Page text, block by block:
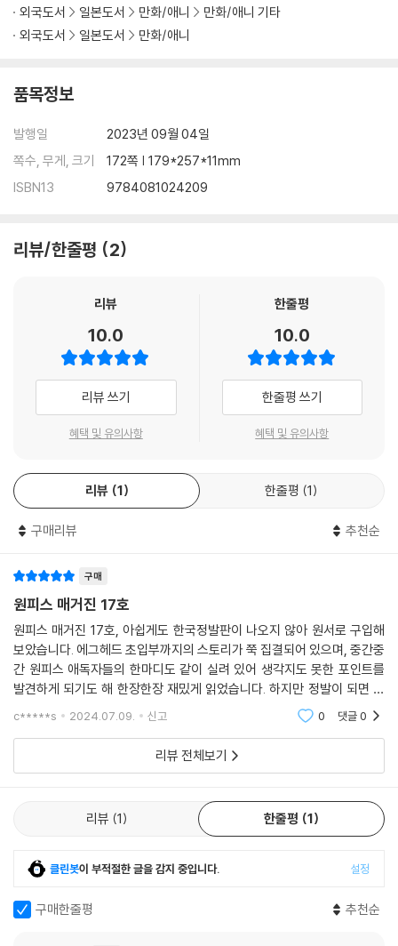
외국도서 일본도서 만화/애니
만화/애니 기타
외국도서
일본도서 만화/애니
품목정보
발행일
2023년 09월 04일
쪽수, 무게, 크기
172쪽 | 179*257*11mm
ISBN13
9784081024209
리뷰/한줄평 2
리뷰
10.0
리뷰 쓰기
혜택 및 유의사항
한줄평
10.0
한줄평 쓰기
혜택 및 유의사항
리뷰 1 한줄평 1
구매리뷰 추천순
구매
원피스 매거진 17호
원피스 매거진 17호, 아쉽게도 한국정발판이 나오지 않아 원서로 구입해
보았습니다. 에그헤드 초입부까지의 스토리가 쭉 집결되어 있으며, 중간중
간 원피스 애독자들의 한마디도 같이 실려 있어 생각지도 못한 포인트를
발견하게 되기도 해 한장한장 재밌게 읽었습니다. 하지만 정발이 되면 좋
c*****s 2024.07.09. 신고 0 댓글0
리뷰 전체보기
리뷰 1 한줄평 1
클린봇이 부적절한 글을 감지 중입니다. 설정
구매한줄평 추천순